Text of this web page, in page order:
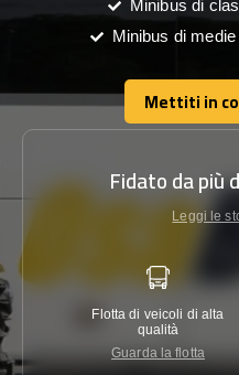
Minibus di
Minibus di
Mettiti in
Mettiti in
Fidato da più
Leggi le
Flotta di veicoli di alta
qualità
Guarda la flotta